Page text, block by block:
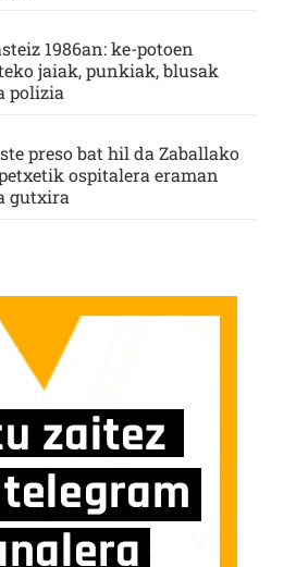
1986an: ke-potoen
jaiak, punkiak, blusak
polizia
preso bat hil da Zaballako
ospitalera eraman
gutxira